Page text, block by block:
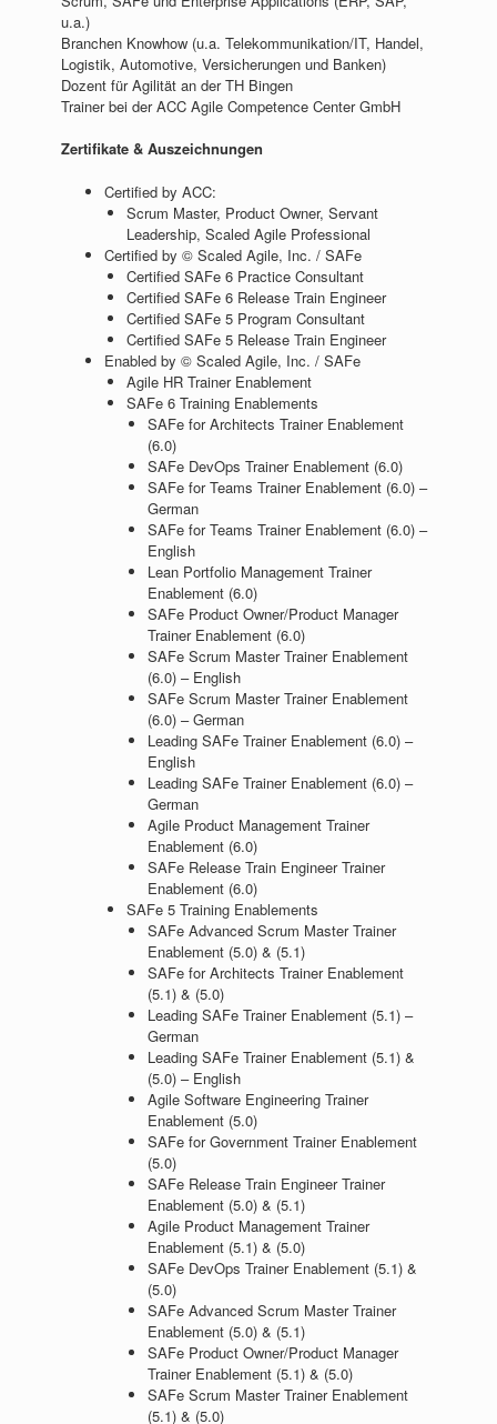
u.a.)
Branchen Knowhow (u.a. Telekommunikation/IT, Handel,
Logistik, Automotive, Versicherungen und Banken)
Dozent für Agilität an der TH Bingen
Trainer bei der ACC Agile Competence Center GmbH
Zertifikate & Auszeichnungen
Certified by ACC:
Scrum Master, Product Owner, Servant
Leadership, Scaled Agile Professional
Certified by © Scaled Agile, Inc. / SAFe
Certified SAFe 6 Practice Consultant
Certified SAFe 6 Release Train Engineer
Certified SAFe 5 Program Consultant
Certified SAFe 5 Release Train Engineer
Enabled by © Scaled Agile, Inc. / SAFe
Agile HR Trainer Enablement
SAFe 6 Training Enablements
SAFe for Architects Trainer Enablement
(6.0)
SAFe DevOps Trainer Enablement (6.0)
SAFe for Teams Trainer Enablement (6.0) –
German
SAFe for Teams Trainer Enablement (6.0) –
English
Lean Portfolio Management Trainer
Enablement (6.0)
SAFe Product Owner/Product Manager
Trainer Enablement (6.0)
SAFe Scrum Master Trainer Enablement
(6.0) – English
SAFe Scrum Master Trainer Enablement
(6.0) – German
Leading SAFe Trainer Enablement (6.0) –
English
Leading SAFe Trainer Enablement (6.0) –
German
Agile Product Management Trainer
Enablement (6.0)
SAFe Release Train Engineer Trainer
Enablement (6.0)
SAFe 5 Training Enablements
SAFe Advanced Scrum Master Trainer
Enablement (5.0) & (5.1)
SAFe for Architects Trainer Enablement
(5.1) & (5.0)
Leading SAFe Trainer Enablement (5.1) –
German
Leading SAFe Trainer Enablement (5.1) &
(5.0) – English
Agile Software Engineering Trainer
Enablement (5.0)
SAFe for Government Trainer Enablement
(5.0)
SAFe Release Train Engineer Trainer
Enablement (5.0) & (5.1)
Agile Product Management Trainer
Enablement (5.1) & (5.0)
SAFe DevOps Trainer Enablement (5.1) &
(5.0)
SAFe Advanced Scrum Master Trainer
Enablement (5.0) & (5.1)
SAFe Product Owner/Product Manager
Trainer Enablement (5.1) & (5.0)
SAFe Scrum Master Trainer Enablement
(5.1) & (5.0)